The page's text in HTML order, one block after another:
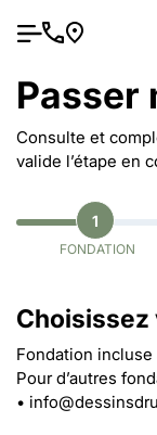
Passer
Consulte et
valide l’étape en
1
FONDATION
Fondation incluse
Pour d’autres
•